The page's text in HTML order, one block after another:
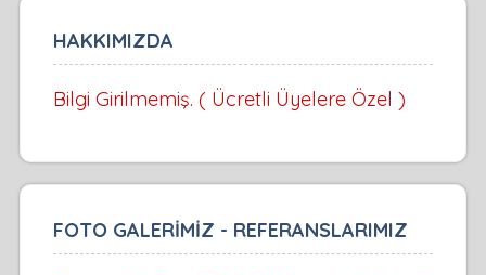
HAKKIMIZDA
Bilgi Girilmemiş. ( Ücretli Üyelere Özel )
FOTO GALERİMİZ - REFERANSLARIMIZ